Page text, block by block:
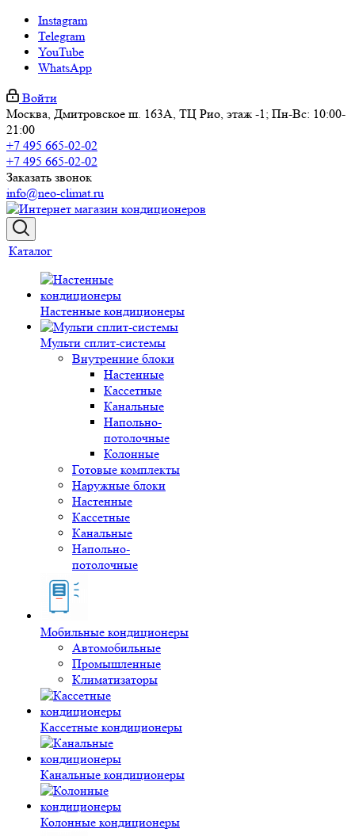
Instagram
Telegram
YouTube
WhatsApp
Войти
Москва, Дмитровское ш. 163А, ТЦ Рио, этаж -1; Пн-Вс: 10:00-
21:00
+7 495 665-02-02
+7 495 665-02-02
Заказать звонок
info@neo-climat.ru
Каталог
Настенные кондиционеры
Мульти сплит-системы
Внутренние блоки
Настенные
Кассетные
Канальные
Напольно-
потолочные
Колонные
Готовые комплекты
Наружные блоки
Настенные
Кассетные
Канальные
Напольно-
потолочные
Мобильные кондиционеры
Автомобильные
Промышленные
Климатизаторы
Кассетные кондиционеры
Канальные кондиционеры
Колонные кондиционеры